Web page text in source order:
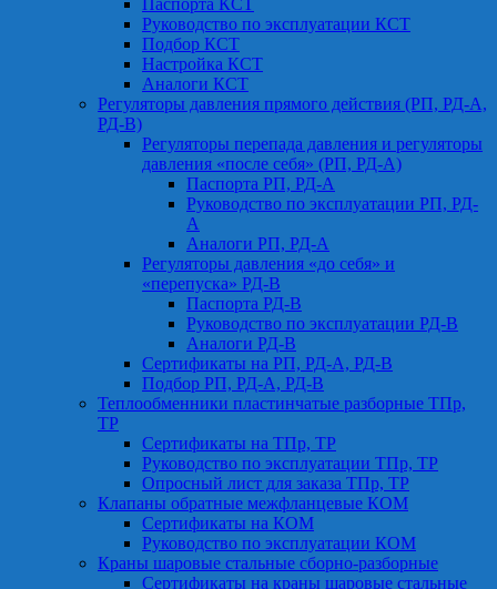
Паспорта КСТ
Руководство по эксплуатации КСТ
Подбор КСТ
Настройка КСТ
Аналоги КСТ
Регуляторы давления прямого действия (РП, РД-А,
РД-В)
Регуляторы перепада давления и регуляторы
давления «после себя» (РП, РД-А)
Паспорта РП, РД-А
Руководство по эксплуатации РП, РД-
А
Аналоги РП, РД-А
Регуляторы давления «до себя» и
«перепуска» РД-В
Паспорта РД-В
Руководство по эксплуатации РД-В
Аналоги РД-В
Сертификаты на РП, РД-А, РД-В
Подбор РП, РД-А, РД-В
Теплообменники пластинчатые разборные ТПр,
ТР
Сертификаты на ТПр, ТР
Руководство по эксплуатации ТПр, ТР
Опросный лист для заказа ТПр, ТР
Клапаны обратные межфланцевые КОМ
Сертификаты на КОМ
Руководство по эксплуатации КОМ
Краны шаровые стальные сборно-разборные
Сертификаты на краны шаровые стальные